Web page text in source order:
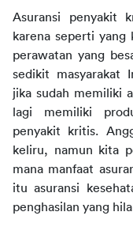
Asuransi penyakit
karena seperti yang
perawatan yang
sedikit masyarakat
jika sudah memiliki
lagi memiliki
penyakit kritis.
keliru, namun kita
mana manfaat
itu asuransi
penghasilan yang